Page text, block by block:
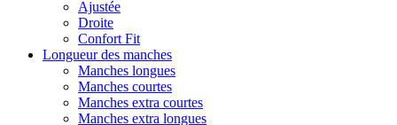
Ajustée
Droite
Confort Fit
Longueur des manches
Manches longues
Manches courtes
Manches extra courtes
Manches extra longues